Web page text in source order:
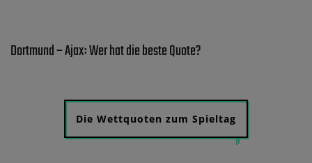
Dortmund – Ajax: Wer hat die beste Quote?
Die Wettquoten zum Spieltag